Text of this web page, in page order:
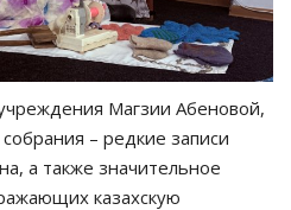
Магзии Абеновой,
– редкие записи
а также значительное
казахскую